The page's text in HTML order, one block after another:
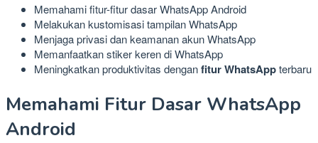
Memahami fitur-fitur dasar WhatsApp Android
Melakukan kustomisasi tampilan WhatsApp
Menjaga privasi dan keamanan akun WhatsApp
Memanfaatkan stiker keren di WhatsApp
Meningkatkan produktivitas denganfitur WhatsAppterbaru
Memahami Fitur Dasar WhatsApp
Android